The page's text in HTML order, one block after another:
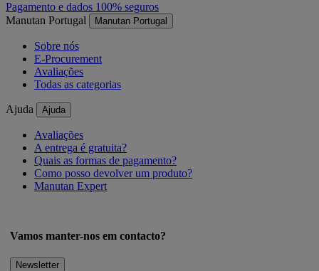
Pagamento e dados 100% seguros
Manutan Portugal
Manutan Portugal
Sobre nós
E-Procurement
Avaliações
Todas as categorias
Ajuda Ajuda
Avaliações
A entrega é gratuita?
Quais as formas de pagamento?
Como posso devolver um produto?
Manutan Expert
Vamos manter-nos em contacto?
Newsletter